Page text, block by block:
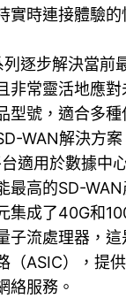
實時連接體驗
逐步解決當前
非常靈活地應對
型號，適合多種
WAN解決方
適用於數據中
最高的SD-
集成了40G和
子流處理器，
（ASIC），提
絡服務。